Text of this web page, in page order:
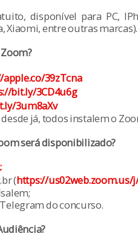
disponível para PC,
Xiaomi, entre outras marcas).
39zTcna
bit.ly/3CD4u6g
3um8aXv
já, todos instalem o
será disponibilizado?
(https://us02web.zoom.us/
do concurso.